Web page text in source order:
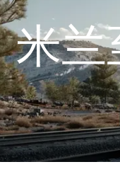
米兰